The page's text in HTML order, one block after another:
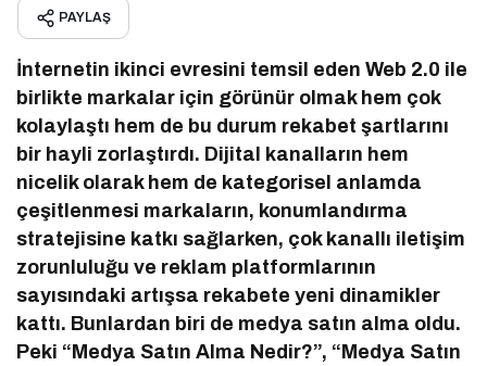
PAYLAŞ
İnternetin ikinci evresini temsil eden Web 2.0 ile
birlikte markalar için görünür olmak hem çok
kolaylaştı hem de bu durum rekabet şartlarını
bir hayli zorlaştırdı. Dijital kanalların hem
nicelik olarak hem de kategorisel anlamda
çeşitlenmesi markaların, konumlandırma
stratejisine katkı sağlarken, çok kanallı iletişim
zorunluluğu ve reklam platformlarının
sayısındaki artışsa rekabete yeni dinamikler
kattı. Bunlardan biri de medya satın alma oldu.
Peki “Medya Satın Alma Nedir?”, “Medya Satın